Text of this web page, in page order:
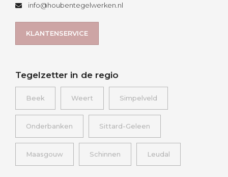
info@houbentegelwerken.nl
KLANTENSERVICE
Tegelzetter in de regio
Beek Weert Simpelveld
Onderbanken Sittard-Geleen
Maasgouw Schinnen Leudal